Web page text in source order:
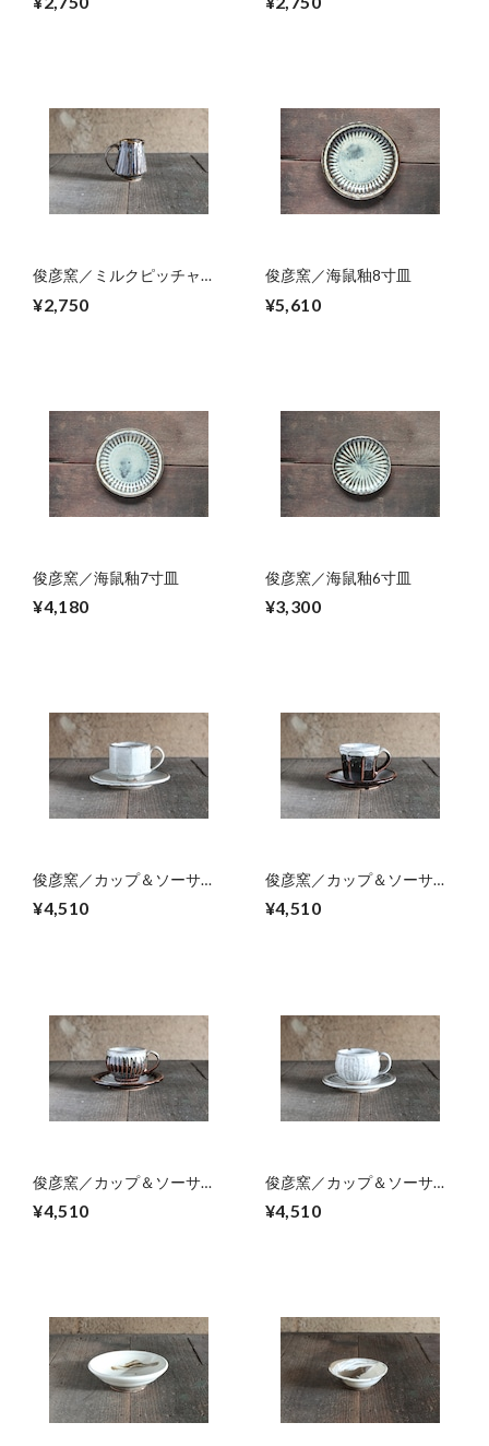
俊彦窯／ミルクピッチャ
¥2,750
俊彦窯／海鼠釉8寸皿
¥5,610
俊彦窯／海鼠釉7寸皿
¥4,180
俊彦窯／海鼠釉6寸皿
¥3,300
俊彦窯／カップ＆ソーサー
04
¥4,510
俊彦窯／カップ＆ソーサー
03
¥4,510
俊彦窯／カップ＆ソーサー
¥4,510
俊彦窯／カップ＆ソーサー
¥4,510